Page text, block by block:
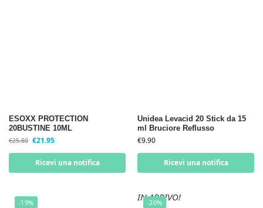
ESOXX PROTECTION
20BUSTINE 10ML
€25.80 €21.95
Ricevi una notifica
Unidea Levacid 20 Stick da 15
ml Bruciore Reflusso
€9.90
Ricevi una notifica
-19% -20%
IN ARRIVO!